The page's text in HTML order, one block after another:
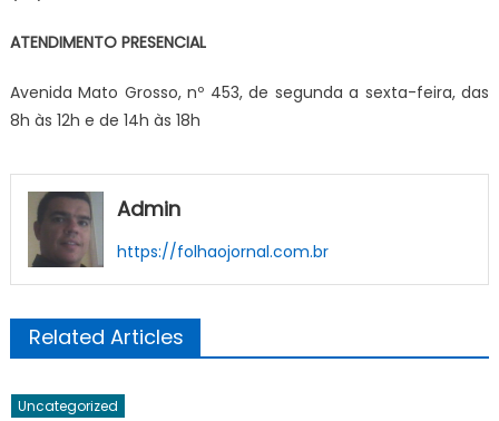
ATENDIMENTO PRESENCIAL
Avenida Mato Grosso, nº 453, de segunda a sexta-feira, das
8h às 12h e de 14h às 18h
Admin
https://folhaojornal.com.br
Related Articles
Uncategorized